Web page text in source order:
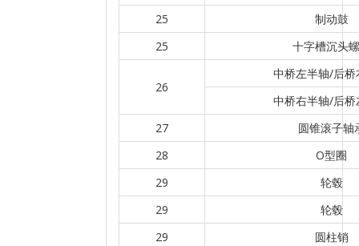
25
制动鼓
25
十字槽沉头
26
中桥左半轴/后桥
中桥右半轴/后桥
27
圆锥滚子轴
28
O型圈
29
轮毂
29
轮毂
29
圆柱销